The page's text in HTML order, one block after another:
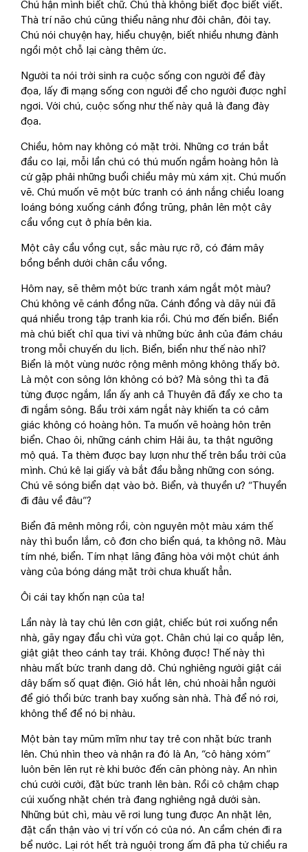
Chú hận mình biết chữ. Chú thà không biết đọc biết viết.
Thà trí não chú cũng thiểu năng như đôi chân, đôi tay.
Chú nói chuyện hay, hiểu chuyện, biết nhiều nhưng đành
ngồi một chỗ lại càng thêm ức.
Người ta nói trời sinh ra cuộc sống con người để đày
đọa, lấy đi mạng sống con người để cho người được nghỉ
ngơi. Với chú, cuộc sống như thế này quả là đang đày
đọa.
Chiều, hôm nay không có mặt trời. Những cơ trán bắt
đầu co lại, mỗi lần chú có thú muốn ngắm hoàng hôn là
cứ gặp phải những buổi chiều mây mù xám xịt. Chú muốn
vẽ. Chú muốn vẽ một bức tranh có ánh nắng chiều loang
loáng bóng xuống cánh đồng trũng, phản lên một cây
cầu vồng cụt ở phía bên kia.
Một cây cầu vồng cụt, sắc màu rực rỡ, có đám mây
bồng bềnh dưới chân cầu vồng.
Hôm nay, sẽ thêm một bức tranh xám ngắt một màu?
Chú không vẽ cánh đồng nữa. Cánh đồng và dãy núi đã
quá nhiều trong tập tranh kia rồi. Chú mơ đến biển. Biển
mà chú biết chỉ qua tivi và những bức ảnh của đám cháu
trong mỗi chuyến du lịch. Biển, biển như thế nào nhỉ?
Biển là một vùng nước rộng mênh mông không thấy bờ.
Là một con sông lớn không có bờ? Mà sông thì ta đã
từng được ngắm, lần ấy anh cả Thuyên đã đẩy xe cho ta
đi ngắm sông. Bầu trời xám ngắt này khiến ta có cảm
giác không có hoàng hôn. Ta muốn vẽ hoàng hôn trên
biển. Chao ôi, những cánh chim Hải âu, ta thật ngưỡng
mộ quá. Ta thèm được bay lượn như thế trên bầu trời của
mình. Chú kê lại giấy và bắt đầu bằng những con sóng.
Chú vẽ sóng biển dạt vào bờ. Biển, và thuyền ư? “Thuyền
đi đâu về đâu”?
Biển đã mênh mông rồi, còn nguyên một màu xám thế
này thì buồn lắm, cô đơn cho biển quá, ta không nỡ. Màu
tím nhé, biển. Tím nhạt lãng đãng hòa với một chút ánh
vàng của bóng dáng mặt trời chưa khuất hẳn.
Ôi cái tay khốn nạn của ta!
Lần này là tay chú lên cơn giật, chiếc bút rơi xuống nền
nhà, gãy ngay đầu chì vừa gọt. Chân chú lại co quắp lên,
giật giật theo cánh tay trái. Không được! Thế này thì
nhàu mất bức tranh dang dở. Chú nghiêng người giật cái
dây bấm số quạt điện. Gió hắt lên, chú nhoài hẳn người
để gió thổi bức tranh bay xuống sàn nhà. Thà để nó rơi,
không thể để nó bị nhàu.
Một bàn tay mũm mĩm như tay trẻ con nhặt bức tranh
lên. Chú nhìn theo và nhận ra đó là An, “cô hàng xóm”
luôn bẽn lẽn rụt rè khi bước đến căn phòng này. An nhìn
chú cười cười, đặt bức tranh lên bàn. Rồi cô chậm chạp
cúi xuống nhặt chén trà đang nghiêng ngả dưới sàn.
Những bút chì, màu vẽ rơi lung tung được An nhặt lên,
đặt cẩn thận vào vị trí vốn có của nó. An cầm chén đi ra
bể nước. Lại rót hết trà nguội trong ấm đã pha từ chiều ra